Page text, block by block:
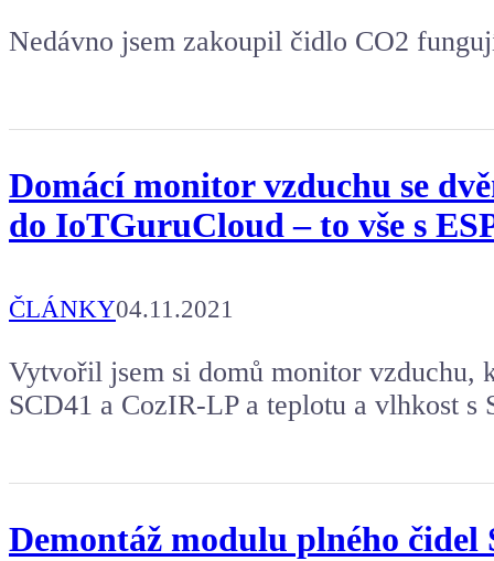
Nedávno jsem zakoupil čidlo CO2
Domácí monitor vzduchu se
do IoTGuruCloud – to vše s
ČLÁNKY04.11.2021
Vytvořil jsem si domů monitor vzduchu,
SCD41 a CozIR-LP a teplotu a vlhkost s
Demontáž modulu plného čidel